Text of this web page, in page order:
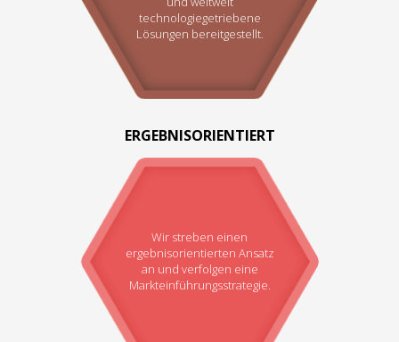
technologiegetriebene
Lösungen bereitgestellt.
ERGEBNISORIENTIERT
Wir streben einen
ergebnisorientierten Ansatz
an und verfolgen eine
Markteinführungsstrategie.